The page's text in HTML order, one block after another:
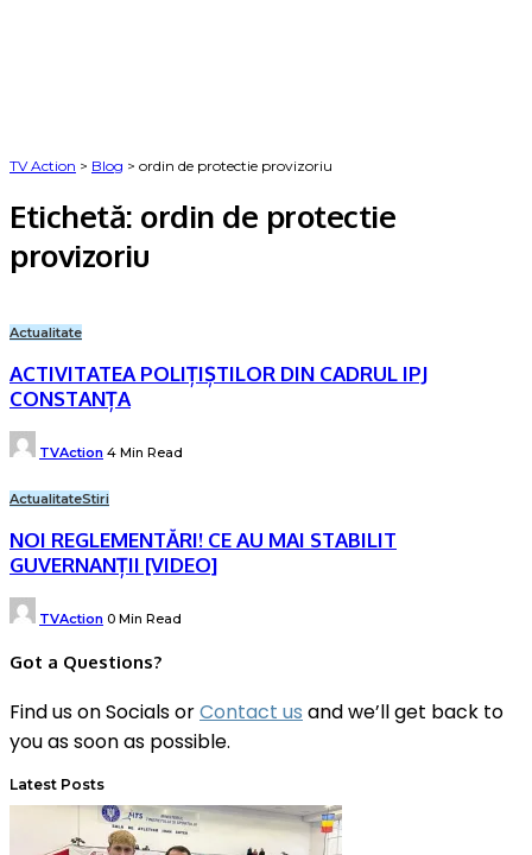
TV Action > Blog > ordin de protectie provizoriu
Etichetă: ordin de protectie
provizoriu
Actualitate
ACTIVITATEA POLIȚIȘTILOR DIN CADRUL IPJ
CONSTANȚA
Posted
by
TVAction 4 Min Read
ActualitateStiri
NOI REGLEMENTĂRI! CE AU MAI STABILIT
GUVERNANȚII [VIDEO]
Posted
by
TVAction 0 Min Read
Got a Questions?
Find us on Socials orContact us and we’ll get back to
you as soon as possible.
Latest Posts